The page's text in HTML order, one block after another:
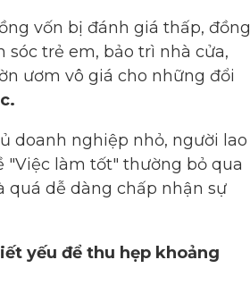
vốn bị đánh giá thấp, đồng
sóc trẻ em, bảo trì nhà cửa,
ươm vô giá cho những đổi
doanh nghiệp nhỏ, người lao
"Việc làm tốt" thường bỏ qua
quá dễ dàng chấp nhận sự
yếu để thu hẹp khoảng